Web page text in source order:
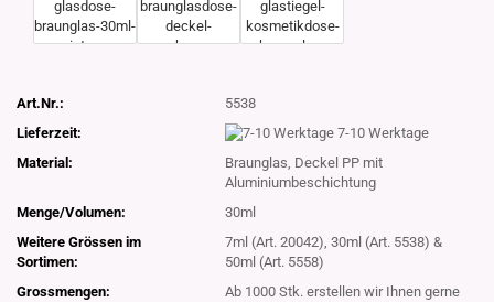
Art.Nr.:
5538
Lieferzeit:
7-10 Werktage
Material:
Braunglas, Deckel PP mit
Aluminiumbeschichtung
Menge/Volumen:
30ml
Weitere Grössen im
Sortimen:
7ml (Art. 20042), 30ml (Art. 5538) &
50ml (Art. 5558)
Grossmengen:
Ab 1000 Stk. erstellen wir Ihnen gerne